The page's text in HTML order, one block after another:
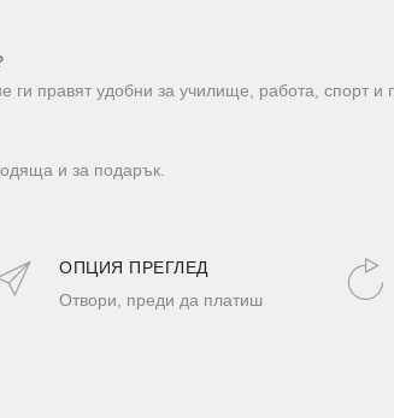
ги правят удобни за училище, работа, спорт и
и за подарък.
ОПЦИЯ ПРЕГЛЕД
Отвори, преди да платиш